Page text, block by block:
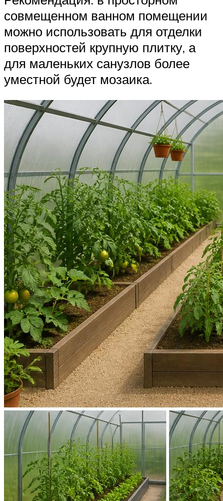
совмещенном ванном помещении
можно использовать для отделки
поверхностей крупную плитку, а
для маленьких санузлов более
уместной будет мозаика.